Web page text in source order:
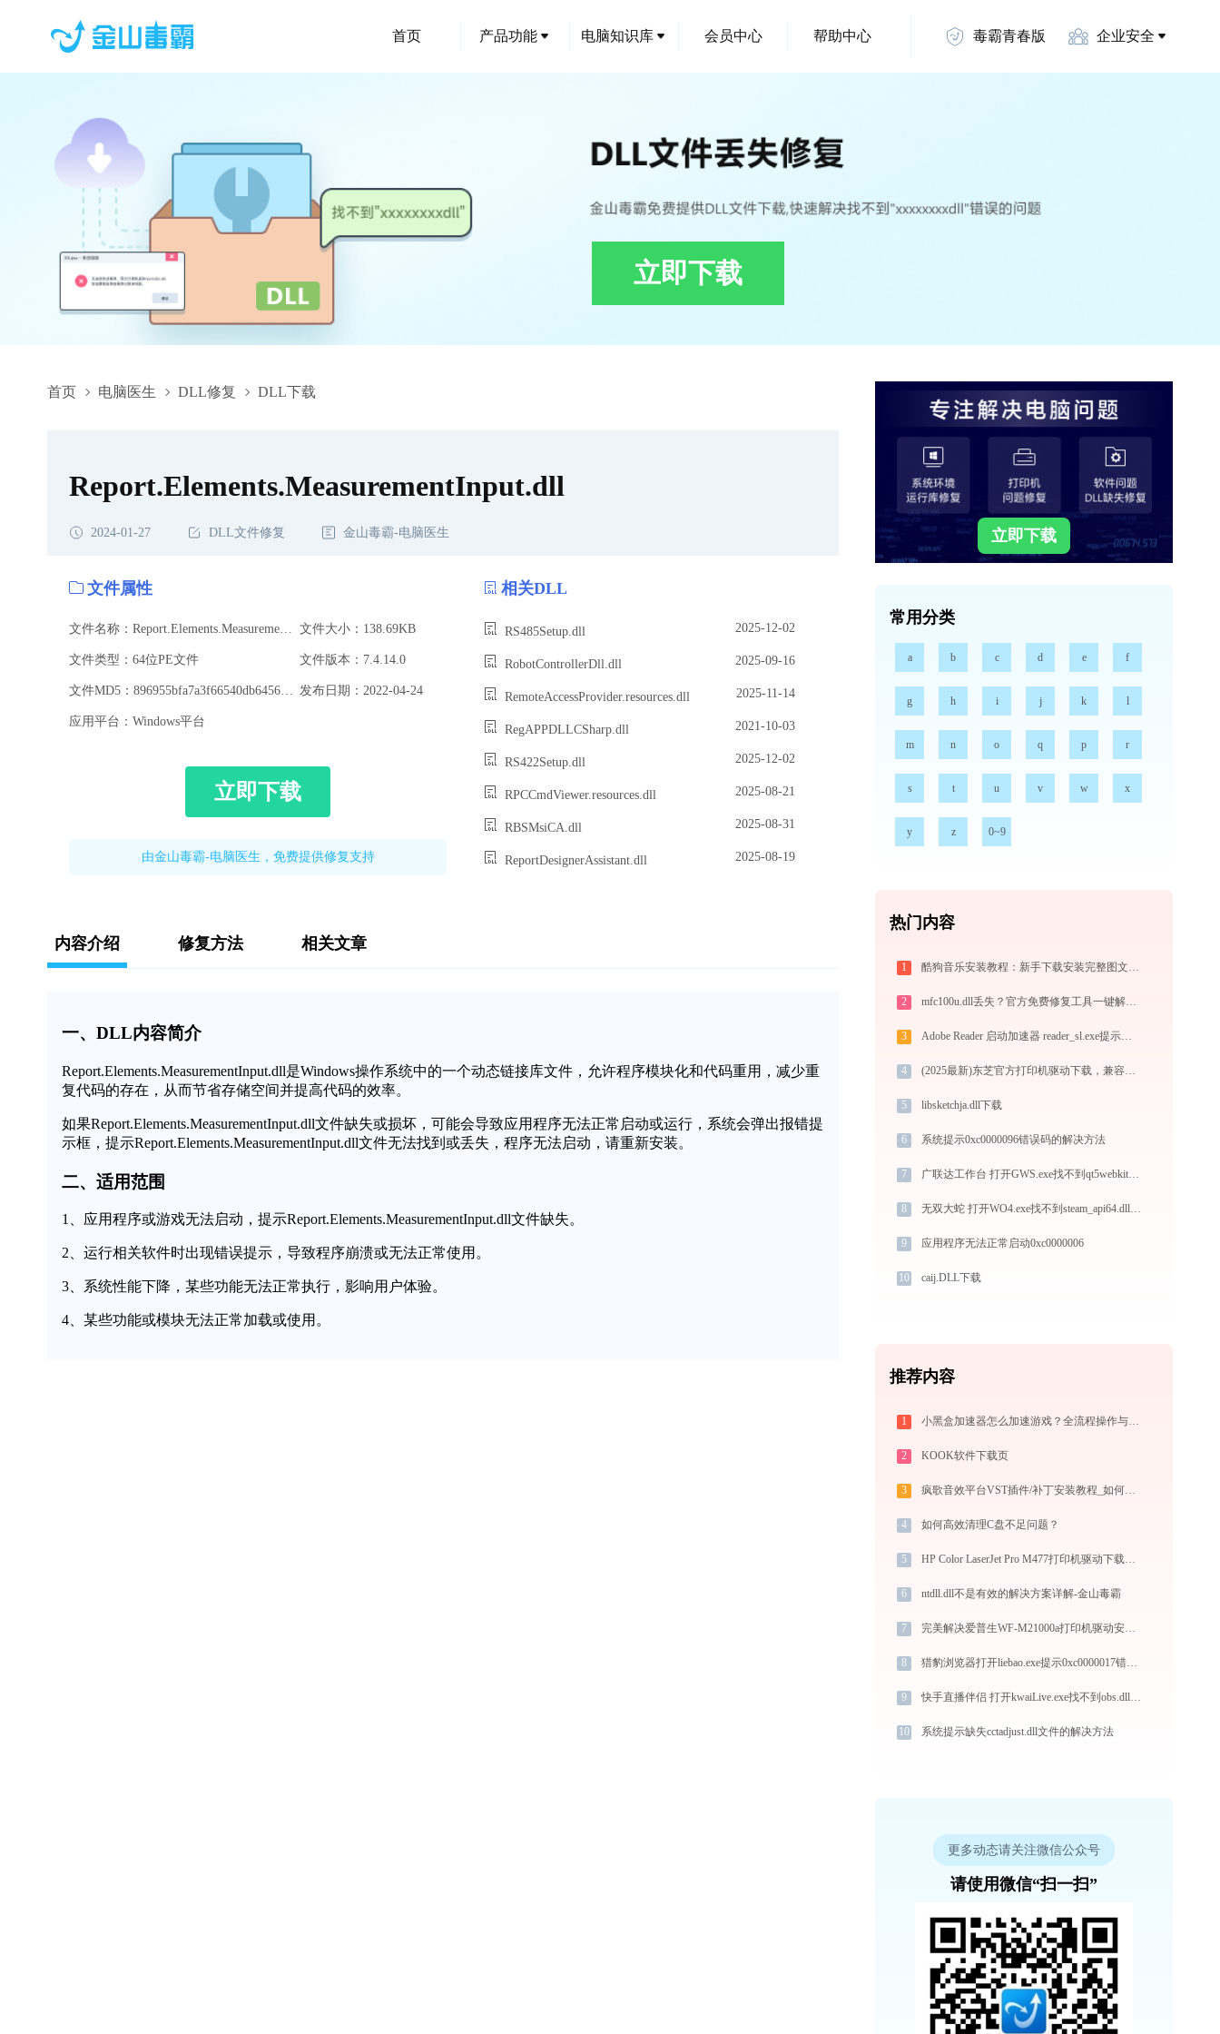
首页 产品功能 电脑知识库 会员中心 帮助中心 毒霸青春版 企业安全
立即下载
首页 电脑医生 DLL修复 DLL下载
Report.Elements.MeasurementInput.dll,Report.Elements.MeasurementInput.dll下载,Report.Elements.MeasurementInput.dll修复
Report.Elements.MeasurementInput.dll
2024-01-27 DLL文件修复 金山毒霸-电脑医生
文件属性
文件大小：138.69KB
文件类型：64位PE文件 文件版本：7.4.14.0
发布日期：2022-04-24
应用平台：Windows平台
立即下载
由金山毒霸-电脑医生，免费提供修复支持
相关DLL
RS485Setup.dll 2025-12-02
RobotControllerDll.dll 2025-09-16
RemoteAccessProvider.resources.dll 2025-11-14
RegAPPDLLCSharp.dll 2021-10-03
RS422Setup.dll 2025-12-02
RPCCmdViewer.resources.dll 2025-08-21
RBSMsiCA.dll 2025-08-31
ReportDesignerAssistant.dll 2025-08-19
内容介绍 修复方法 相关文章
一、DLL内容简介
Report.Elements.MeasurementInput.dll是Windows操作系统中的一个动态链接库文件，允许程序模块化和代码重用，减少重
复代码的存在，从而节省存储空间并提高代码的效率。
如果Report.Elements.MeasurementInput.dll文件缺失或损坏，可能会导致应用程序无法正常启动或运行，系统会弹出报错提
示框，提示Report.Elements.MeasurementInput.dll文件无法找到或丢失，程序无法启动，请重新安装。
二、适用范围
1、应用程序或游戏无法启动，提示Report.Elements.MeasurementInput.dll文件缺失。
2、运行相关软件时出现错误提示，导致程序崩溃或无法正常使用。
3、系统性能下降，某些功能无法正常执行，影响用户体验。
4、某些功能或模块无法正常加载或使用。
立即下载
常用分类
a b c d e f
g h i j k l
m n o q p r
s t u v w x
y z 0~9
热门内容
1 酷狗音乐安装教程：新手下载安装完整图文步骤
2 mfc100u.dll丢失？官方免费修复工具一键解决32/64位系统问题
3 Adobe Reader 启动加速器 reader_sl.exe提示缺少msvcp120.dll文件的解决办法
4 (2025最新)东芝官方打印机驱动下载，兼容Win10/Win11
5 libsketchja.dll下载
6 系统提示0xc0000096错误码的解决方法
7 广联达工作台 打开GWS.exe找不到qt5webkitwidgets.dll怎么办
8 无双大蛇 打开WO4.exe找不到steam_api64.dll怎么办
9 应用程序无法正常启动0xc0000006
10 caij.DLL下载
推荐内容
1 小黑盒加速器怎么加速游戏？全流程操作与节点选择指南
2 KOOK软件下载页
3 疯歌音效平台VST插件/补丁安装教程_如何加载插件效果包
4 如何高效清理C盘不足问题？
5 HP Color LaserJet Pro M477打印机驱动下载与安装指南：一步步教您操作
6 ntdll.dll不是有效的解决方案详解-金山毒霸
7 完美解决爱普生WF-M21000a打印机驱动安装困扰，全面下载安装教程
8 猎豹浏览器打开liebao.exe提示0xc0000017错误码怎么办
9 快手直播伴侣 打开kwaiLive.exe找不到obs.dll怎么办
10 系统提示缺失cctadjust.dll文件的解决方法
更多动态请关注微信公众号
请使用微信“扫一扫”